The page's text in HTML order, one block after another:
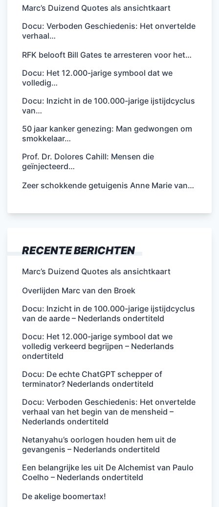
Marc’s Duizend Quotes als ansichtkaart
Docu: Verboden Geschiedenis: Het onvertelde
verhaal…
RFK belooft Bill Gates te arresteren voor het…
Docu: Het 12.000-jarige symbool dat we
volledig…
Docu: Inzicht in de 100.000-jarige ijstijdcyclus
van…
50 jaar kanker genezing: Man gedwongen om
smokkelaar…
Prof. Dr. Dolores Cahill: Mensen die
geïnjecteerd…
Zeer schokkende getuigenis Anne Marie van…
RECENTE BERICHTEN
Marc’s Duizend Quotes als ansichtkaart
Overlijden Marc van den Broek
Docu: Inzicht in de 100.000-jarige ijstijdcyclus
van de aarde – Nederlands ondertiteld
Docu: Het 12.000-jarige symbool dat we
volledig verkeerd begrijpen – Nederlands
ondertiteld
Docu: De echte ChatGPT schepper of
terminator? Nederlands ondertiteld
Docu: Verboden Geschiedenis: Het onvertelde
verhaal van het begin van de mensheid –
Nederlands ondertiteld
Netanyahu’s oorlogen houden hem uit de
gevangenis – Nederlands ondertiteld
Een belangrijke les uit De Alchemist van Paulo
Coelho – Nederlands ondertiteld
De akelige boomertax!